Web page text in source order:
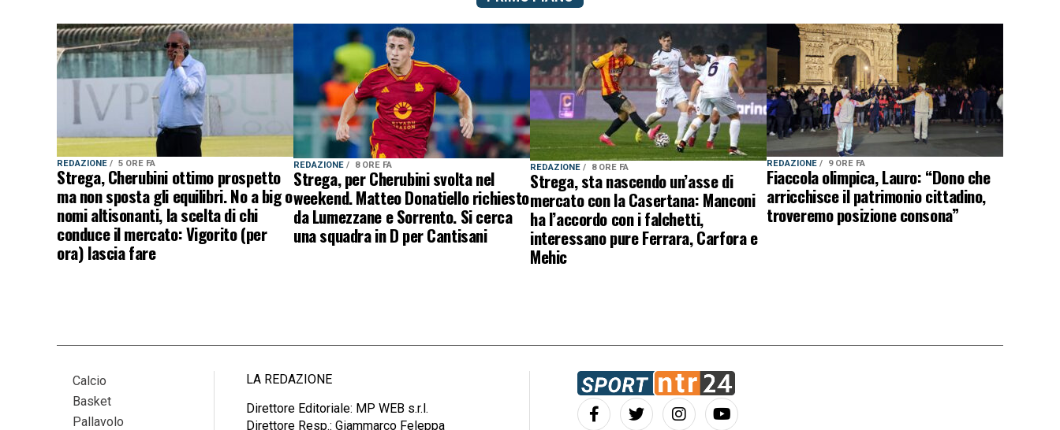
REDAZIONE 5 ORE FA
Strega, Cherubini ottimo prospetto
ma non sposta gli equilibri. No a big o
nomi altisonanti, la scelta di chi
conduce il mercato: Vigorito (per
ora) lascia fare
REDAZIONE 8 ORE FA
Strega, per Cherubini svolta nel
weekend. Matteo Donatiello richiesto
da Lumezzane e Sorrento. Si cerca
una squadra in D per Cantisani
REDAZIONE 8 ORE FA
Strega, sta nascendo un’asse di
mercato con la Casertana: Manconi
ha l’accordo con i falchetti,
interessano pure Ferrara, Carfora e
Mehic
REDAZIONE 9 ORE FA
Fiaccola olimpica, Lauro: “Dono che
arricchisce il patrimonio cittadino,
troveremo posizione consona”
Calcio
Basket
Pallavolo
LA REDAZIONE
Direttore Editoriale: MP WEB s.r.l.
Direttore Resp.: Giammarco Feleppa